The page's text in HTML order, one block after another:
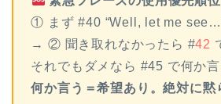
① まず #40 “Well, let me
→ ② 聞き取れなかったら #42
それでもダメなら #45 で何か言
何か言う＝希望あり。絶対に黙